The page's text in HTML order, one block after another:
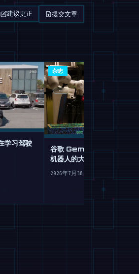
建议更正 提交文章
学习驾驶
杂志
谷歌 Gemini Robotics 2
机器人的大脑移植
2026年7月30日